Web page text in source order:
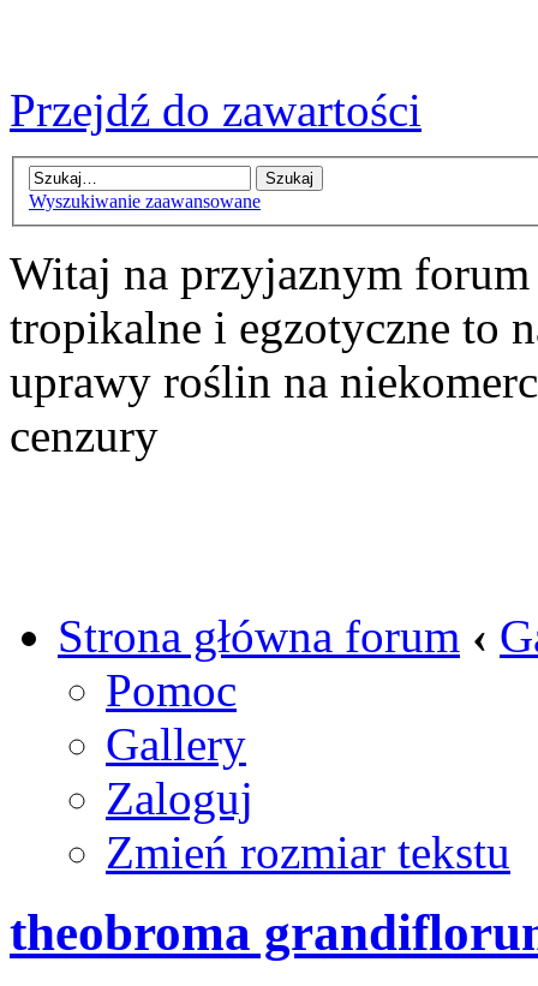
Przejdź do zawartości
Wyszukiwanie zaawansowane
Witaj na przyjaznym
tropikalne i egzotyczne to
uprawy roślin na
cenzury
Strona główna forum ‹
Pomoc
Gallery
Zaloguj
Zmień rozmiar tekstu
theobroma